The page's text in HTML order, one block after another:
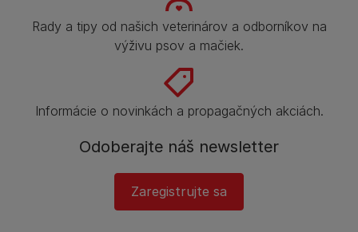
Rady a tipy od našich veterinárov a odborníkov na
výživu psov a mačiek.
Informácie o novinkách a propagačných akciách.
Odoberajte náš newsletter
Zaregistrujte sa